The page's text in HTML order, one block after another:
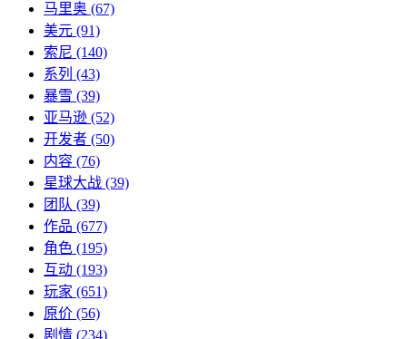
马里奥 (67)
美元 (91)
索尼 (140)
系列 (43)
暴雪 (39)
亚马逊 (52)
开发者 (50)
内容 (76)
星球大战 (39)
团队 (39)
作品 (677)
角色 (195)
互动 (193)
玩家 (651)
原价 (56)
剧情 (234)